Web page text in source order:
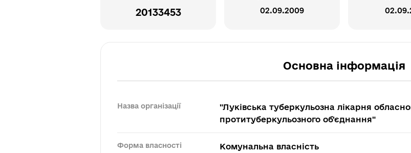
20133453 02.09.2009
Основна інформація
Назва організації
"Луківська туберкульозна лікарня
протитуберкульозного об'єднання"
Форма власності Комунальна власність